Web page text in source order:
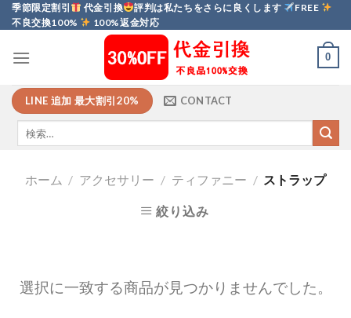
Skip
to
季節限定割引 代金引換 評判は私たちをさらに良くします
FREE
不良交換100%
100%返金対応
0
LINE 追加 最大割引20% CONTACT
ホーム / アクセサリー / ティファニー / ストラップ
絞り込み
選択に一致する商品が見つかりませんでした。